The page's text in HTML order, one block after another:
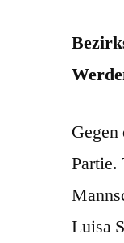
Partie.
Luisa